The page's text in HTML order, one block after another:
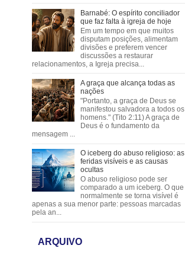
Barnabé: O espírito conciliador
que faz falta à igreja de hoje
Em um tempo em que muitos
disputam posições, alimentam
divisões e preferem vencer
discussões a restaurar
relacionamentos, a Igreja precisa...
A graça que alcança todas as
nações
"Portanto, a graça de Deus se
manifestou salvadora a todos os
homens." (Tito 2:11) A graça de
Deus é o fundamento da
mensagem ...
O iceberg do abuso religioso: as
feridas visíveis e as causas
ocultas
O abuso religioso pode ser
comparado a um iceberg. O que
normalmente se torna visível é
apenas a sua menor parte: pessoas marcadas
pela an...
ARQUIVO